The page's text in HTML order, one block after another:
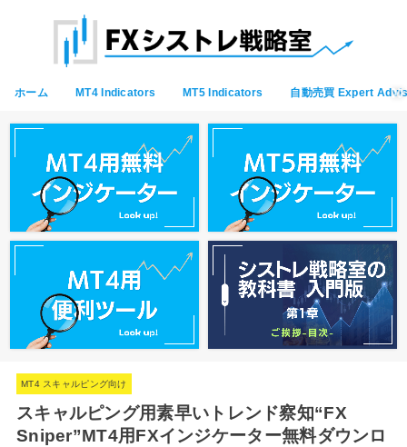
ホーム MT4 Indicators MT5 Indicators 自動売買 Expert
MT4 スキャルピング向け
スキャルピング用素早いトレンド察知“FX
Sniper”MT4用FXインジケーター無料ダウンロ